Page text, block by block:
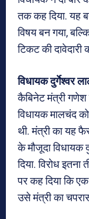
तक कह दिया. यह
विषय बन गया,
टिकट की
विधायक दुर्गेश्वर
कैबिनेट मंत्री गणेश
विधायक मालचंद
थी. मंत्री का यह
के मौजूदा विधायक
दिया. विरोध इतना
पर कह दिया कि एक
उसे मंत्री का